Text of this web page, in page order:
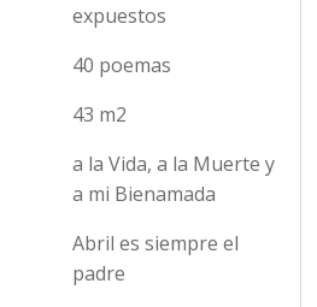
expuestos
40 poemas
43 m2
a la Vida, a la Muerte y
a mi Bienamada
Abril es siempre el
padre